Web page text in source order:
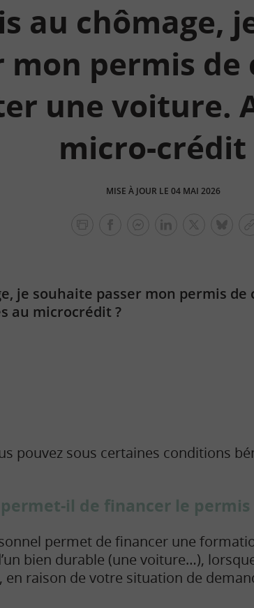
au chômage,
mon permis
une voiture.
micro-crédit
MISE À JOUR LE 04 MAI 2026
je souhaite passer mon permis
au microcrédit ?
pouvez sous certaines conditions
il de financer le permis
permet de financer une
bien durable (une voiture…),
en raison de votre situation de